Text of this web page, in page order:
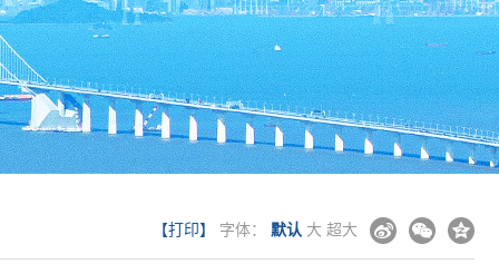
【打印】 字体： 默认 大 超大